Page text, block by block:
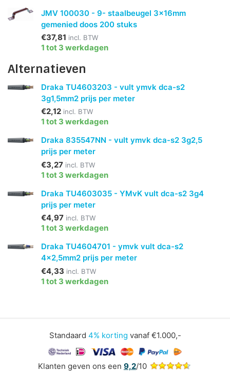
JMV 100030 - 9- staalbeugel 3x16mm
gemenied doos 200 stuks
€37,81 incl. BTW
1 tot 3 werkdagen
Alternatieven
Draka TU4603203 - vult ymvk dca-s2
3g1,5mm2 prijs per meter
€2,12 incl. BTW
1 tot 3 werkdagen
Draka 835547NN - vult ymvk dca-s2 3g2,5
prijs per meter
€3,27 incl. BTW
1 tot 3 werkdagen
Draka TU4603035 - YMvK vult dca-s2 3g4
prijs per meter
€4,97 incl. BTW
1 tot 3 werkdagen
Draka TU4604701 - ymvk vult dca-s2
4x2,5mm2 prijs per meter
€4,33 incl. BTW
1 tot 3 werkdagen
Standaard 4% korting vanaf €1.000,-
Klanten geven ons een 9,2/10